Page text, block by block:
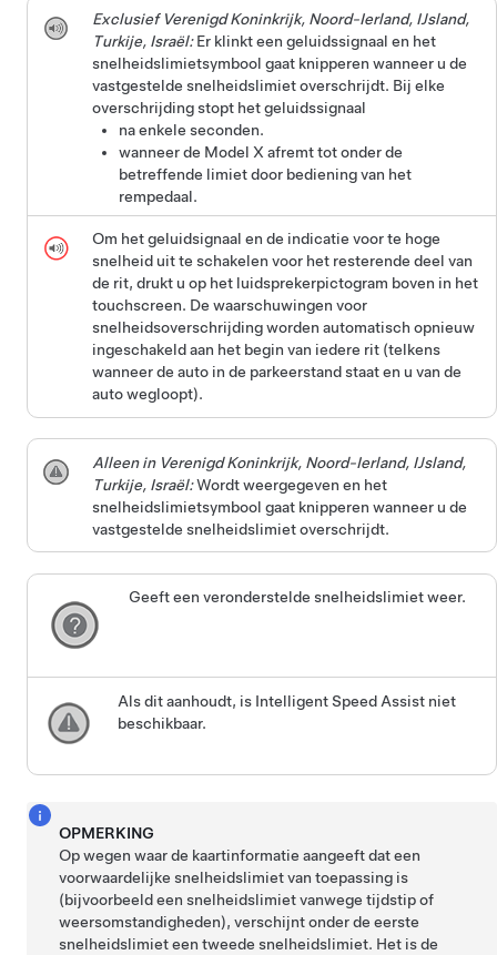
Exclusief Verenigd Koninkrijk, Noord-Ierland, IJsland,
Turkije, Israël:Er klinkt een geluidssignaal en het
snelheidslimietsymbool gaat knipperen wanneer u de
vastgestelde snelheidslimiet overschrijdt. Bij elke
overschrijding stopt het geluidssignaal
na enkele seconden.
wanneer de Model X afremt tot onder de
betreffende limiet door bediening van het
rempedaal.
Om het geluidsignaal en de indicatie voor te hoge
snelheid uit te schakelen voor het resterende deel van
de rit, drukt u op het luidsprekerpictogram boven in het
touchscreen. De waarschuwingen voor
snelheidsoverschrijding worden automatisch opnieuw
ingeschakeld aan het begin van iedere rit (telkens
wanneer de auto in de parkeerstand staat en u van de
auto wegloopt).
Alleen in Verenigd Koninkrijk, Noord-Ierland, IJsland,
Turkije, Israël:Wordt weergegeven en het
snelheidslimietsymbool gaat knipperen wanneer u de
vastgestelde snelheidslimiet overschrijdt.
Geeft een veronderstelde snelheidslimiet weer.
Als dit aanhoudt, is Intelligent Speed Assist niet
beschikbaar.
OPMERKING
Op wegen waar de kaartinformatie aangeeft dat een
voorwaardelijke snelheidslimiet van toepassing is
(bijvoorbeeld een snelheidslimiet vanwege tijdstip of
weersomstandigheden), verschijnt onder de eerste
snelheidslimiet een tweede snelheidslimiet. Het is de